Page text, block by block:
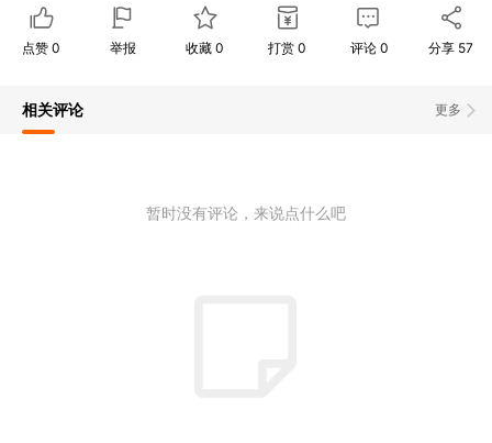
点赞 0 举报 收藏0 打赏 0 评论 0 分享 57
更多
相关评论
暂时没有评论，来说点什么吧